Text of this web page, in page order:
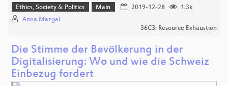
Ethics, Society & Politics Main 2019-12-28
1.3k
Anna Mazgal
36C3: Resource Exhaustion
Die Stimme der Bevölkerung in der
Digitalisierung: Wo und wie die Schweiz
Einbezug fordert